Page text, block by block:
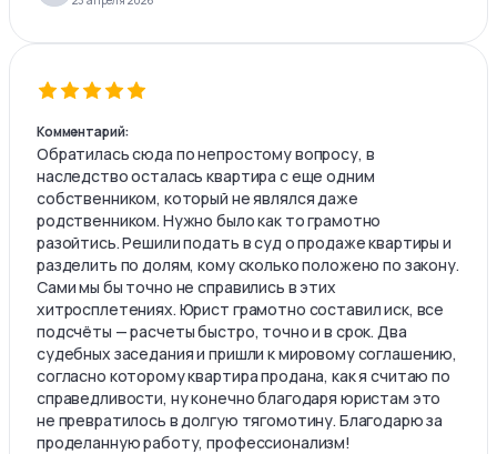
Комментарий:
Обратилась сюда по непростому вопросу, в
наследство осталась квартира с еще одним
собственником, который не являлся даже
родственником. Нужно было как то грамотно
разойтись. Решили подать в суд о продаже квартиры и
разделить по долям, кому сколько положено по закону.
Сами мы бы точно не справились в этих
хитросплетениях. Юрист грамотно составил иск, все
подсчёты — расчеты быстро, точно и в срок. Два
судебных заседания и пришли к мировому соглашению,
согласно которому квартира продана, как я считаю по
справедливости, ну конечно благодаря юристам это
не превратилось в долгую тягомотину. Благодарю за
проделанную работу, профессионализм!